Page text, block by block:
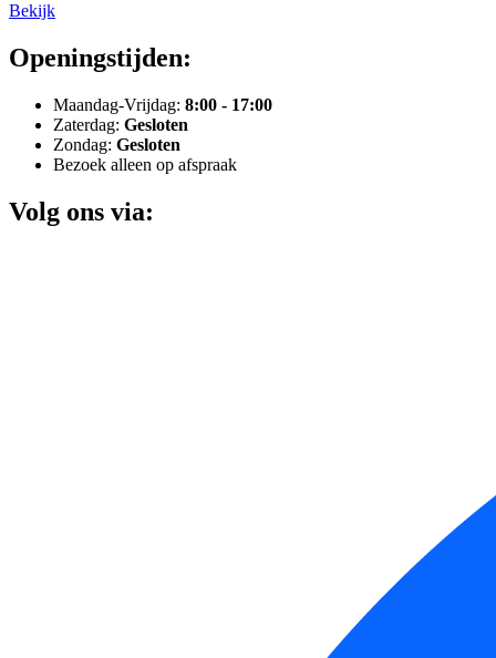
Bekijk
Openingstijden:
Maandag-Vrijdag: 8:00 - 17:00
Zaterdag: Gesloten
Zondag: Gesloten
Bezoek alleen op afspraak
Volg ons via: